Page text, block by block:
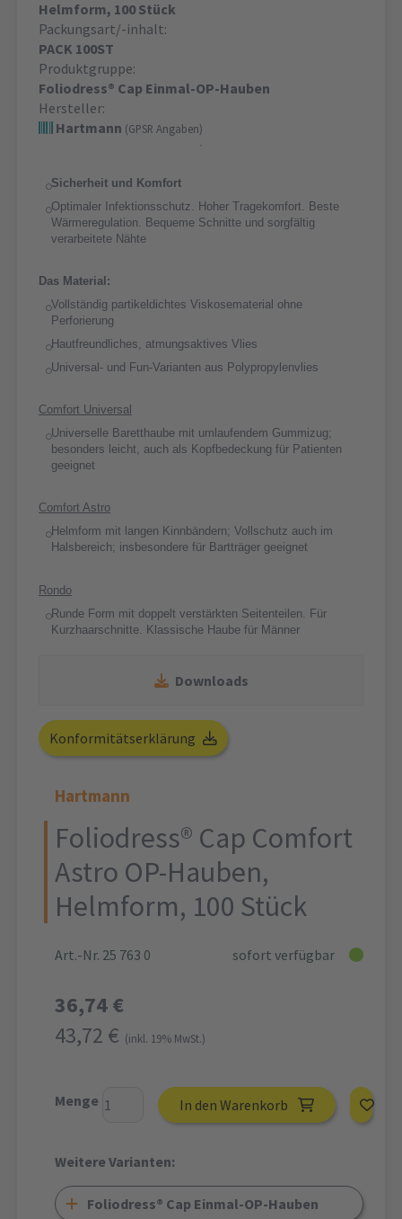
Helmform, 100 Stück
Packungsart/-inhalt:
PACK 100ST
Produktgruppe:
Foliodress® Cap Einmal-OP-Hauben
Hersteller:
Hartmann (GPSR Angaben)
Sicherheit und Komfort
Optimaler Infektionsschutz. Hoher Tragekomfort. Beste
Wärmeregulation. Bequeme Schnitte und sorgfältig
verarbeitete Nähte
Das Material:
Vollständig partikeldichtes Viskosematerial ohne
Perforierung
Hautfreundliches, atmungsaktives Vlies
Universal- und Fun-Varianten aus Polypropylenvlies
Comfort Universal
Universelle Baretthaube mit umlaufendem Gummizug;
besonders leicht, auch als Kopfbedeckung für Patienten
geeignet
Comfort Astro
Helmform mit langen Kinnbändern; Vollschutz auch im
Halsbereich; insbesondere für Bartträger geeignet
Rondo
Runde Form mit doppelt verstärkten Seitenteilen. Für
Kurzhaarschnitte. Klassische Haube für Männer
Downloads
Konformitätserklärung
Hartmann
Foliodress® Cap Comfort
Astro OP-Hauben,
Helmform, 100 Stück
Art.-Nr. 25 763 0 sofort verfügbar
36,74 €
43,72 € (inkl. 19% MwSt.)
Menge In den Warenkorb
Weitere Varianten:
Foliodress® Cap Einmal-OP-Hauben